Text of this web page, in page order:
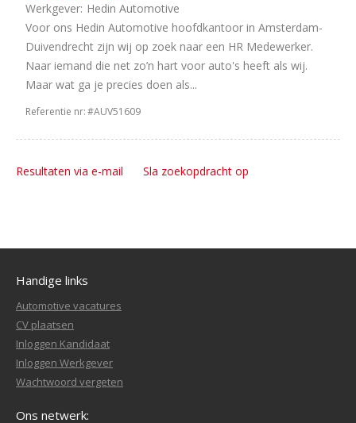
Werkgever: Hedin Automotive
Voor ons Hedin Automotive hoofdkantoor in Amsterdam-
Duivendrecht zijn wij op zoek naar een HR Medewerker.
Naar iemand die net zo’n hart voor auto's heeft als wij.
Maar wat ga je precies doen als...
Referentie nr:#AUV51609
Resultaten via e-mail Sla zoekopdracht op
Handige links
Automotive vacatures
CV plaatsen
Inloggen Kandidaat
Inloggen Werkgever
Wachtwoord vergeten
Ons netwerk: